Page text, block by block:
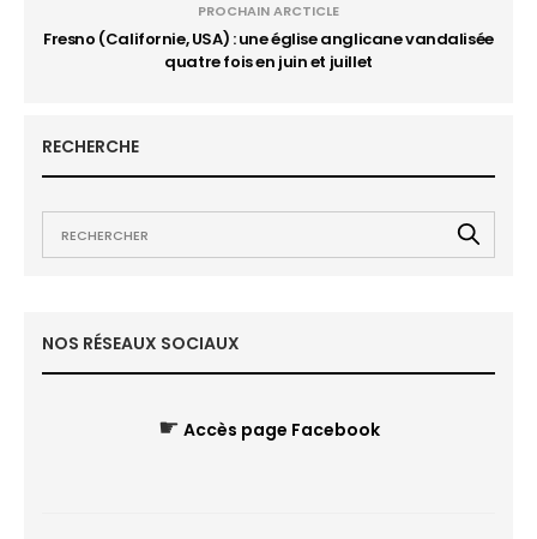
PROCHAIN ARCTICLE
Fresno (Californie, USA) : une église anglicane vandalisée
quatre fois en juin et juillet
RECHERCHE
NOS RÉSEAUX SOCIAUX
☛ Accès page Facebook